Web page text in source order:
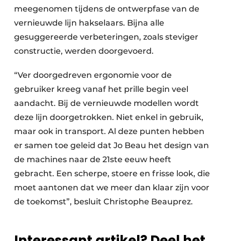
meegenomen tijdens de ontwerpfase van de
vernieuwde lijn hakselaars. Bijna alle
gesuggereerde verbeteringen, zoals steviger
constructie, werden doorgevoerd.
“Ver doorgedreven ergonomie voor de
gebruiker kreeg vanaf het prille begin veel
aandacht. Bij de vernieuwde modellen wordt
deze lijn doorgetrokken. Niet enkel in gebruik,
maar ook in transport. Al deze punten hebben
er samen toe geleid dat Jo Beau het design van
de machines naar de 21ste eeuw heeft
gebracht. Een scherpe, stoere en frisse look, die
moet aantonen dat we meer dan klaar zijn voor
de toekomst”, besluit Christophe Beauprez.